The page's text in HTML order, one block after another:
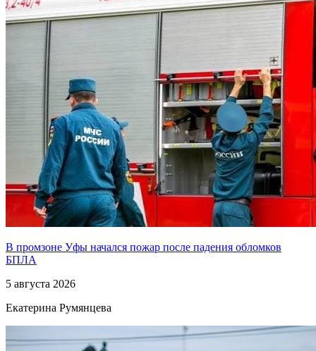
В промзоне Уфы начался пожар после падения обломков
БПЛА
5 августа 2026
Екатерина Румянцева